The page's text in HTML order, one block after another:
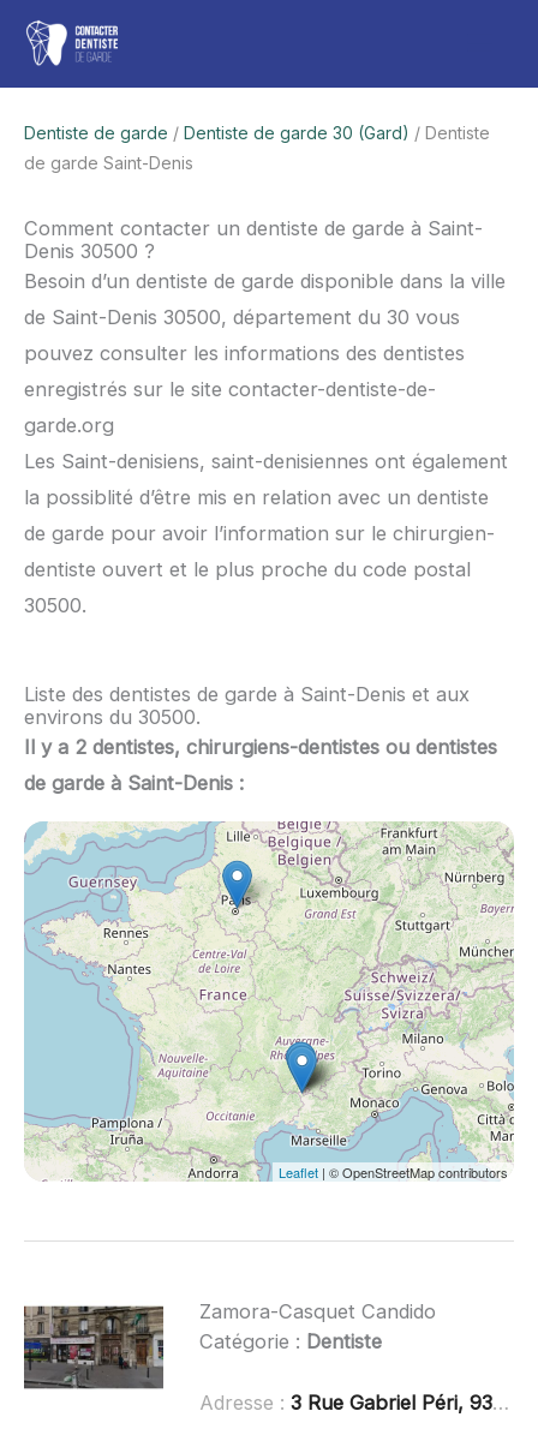
Aller
contenu
Dentiste de garde / Dentiste de garde 30 (Gard) / Dentiste
de garde Saint-Denis
Comment contacter un dentiste de garde à Saint-
Denis 30500 ?
Besoin d’un dentiste de garde disponible dans la ville
de Saint-Denis 30500, département du 30 vous
pouvez consulter les informations des dentistes
enregistrés sur le site contacter-dentiste-de-
garde.org
Les Saint-denisiens, saint-denisiennes ont également
la possiblité d’être mis en relation avec un dentiste
de garde pour avoir l’information sur le chirurgien-
dentiste ouvert et le plus proche du code postal
30500.
Liste des dentistes de garde à Saint-Denis et aux
environs du 30500.
Il y a 2 dentistes, chirurgiens-dentistes ou dentistes
de garde à Saint-Denis :
Leaflet | © OpenStreetMap contributors
Zamora-Casquet Candido
Catégorie : Dentiste
Adresse : 3 Rue Gabriel Péri, 93200 Saint-Denis